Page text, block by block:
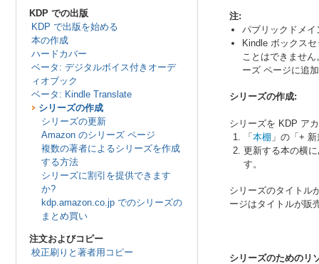
KDP での出版
KDP で出版を始める
本の作成
ハードカバー
ベータ: デジタルボイス付きオーデ
ィオブック
ベータ: Kindle Translate
シリーズの作成
シリーズの更新
Amazon のシリーズ ページ
複数の著者によるシリーズを作成
する方法
シリーズに割引を提供できます
か?
kdp.amazon.co.jp でのシリーズの
まとめ買い
注文およびコピー
校正刷りと著者用コピー
注:
パブリックドメ
Kindle ボックス
ことはできませ
ーズ ページに追
シリーズの作成:
シリーズを KDP ア
「 本棚 」の「+
更新する本の横
す。
シリーズのタイトル
ージはタイトルが販
シリーズのためのリ